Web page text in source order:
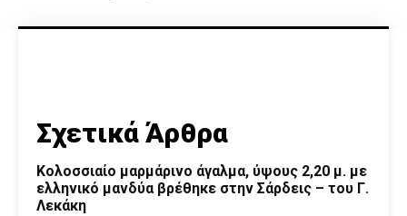
Σχετικά Άρθρα
Κολοσσιαίο μαρμάρινο άγαλμα, ύψους 2,20 μ. με
ελληνικό μανδύα βρέθηκε στην Σάρδεις – του Γ.
Λεκάκη